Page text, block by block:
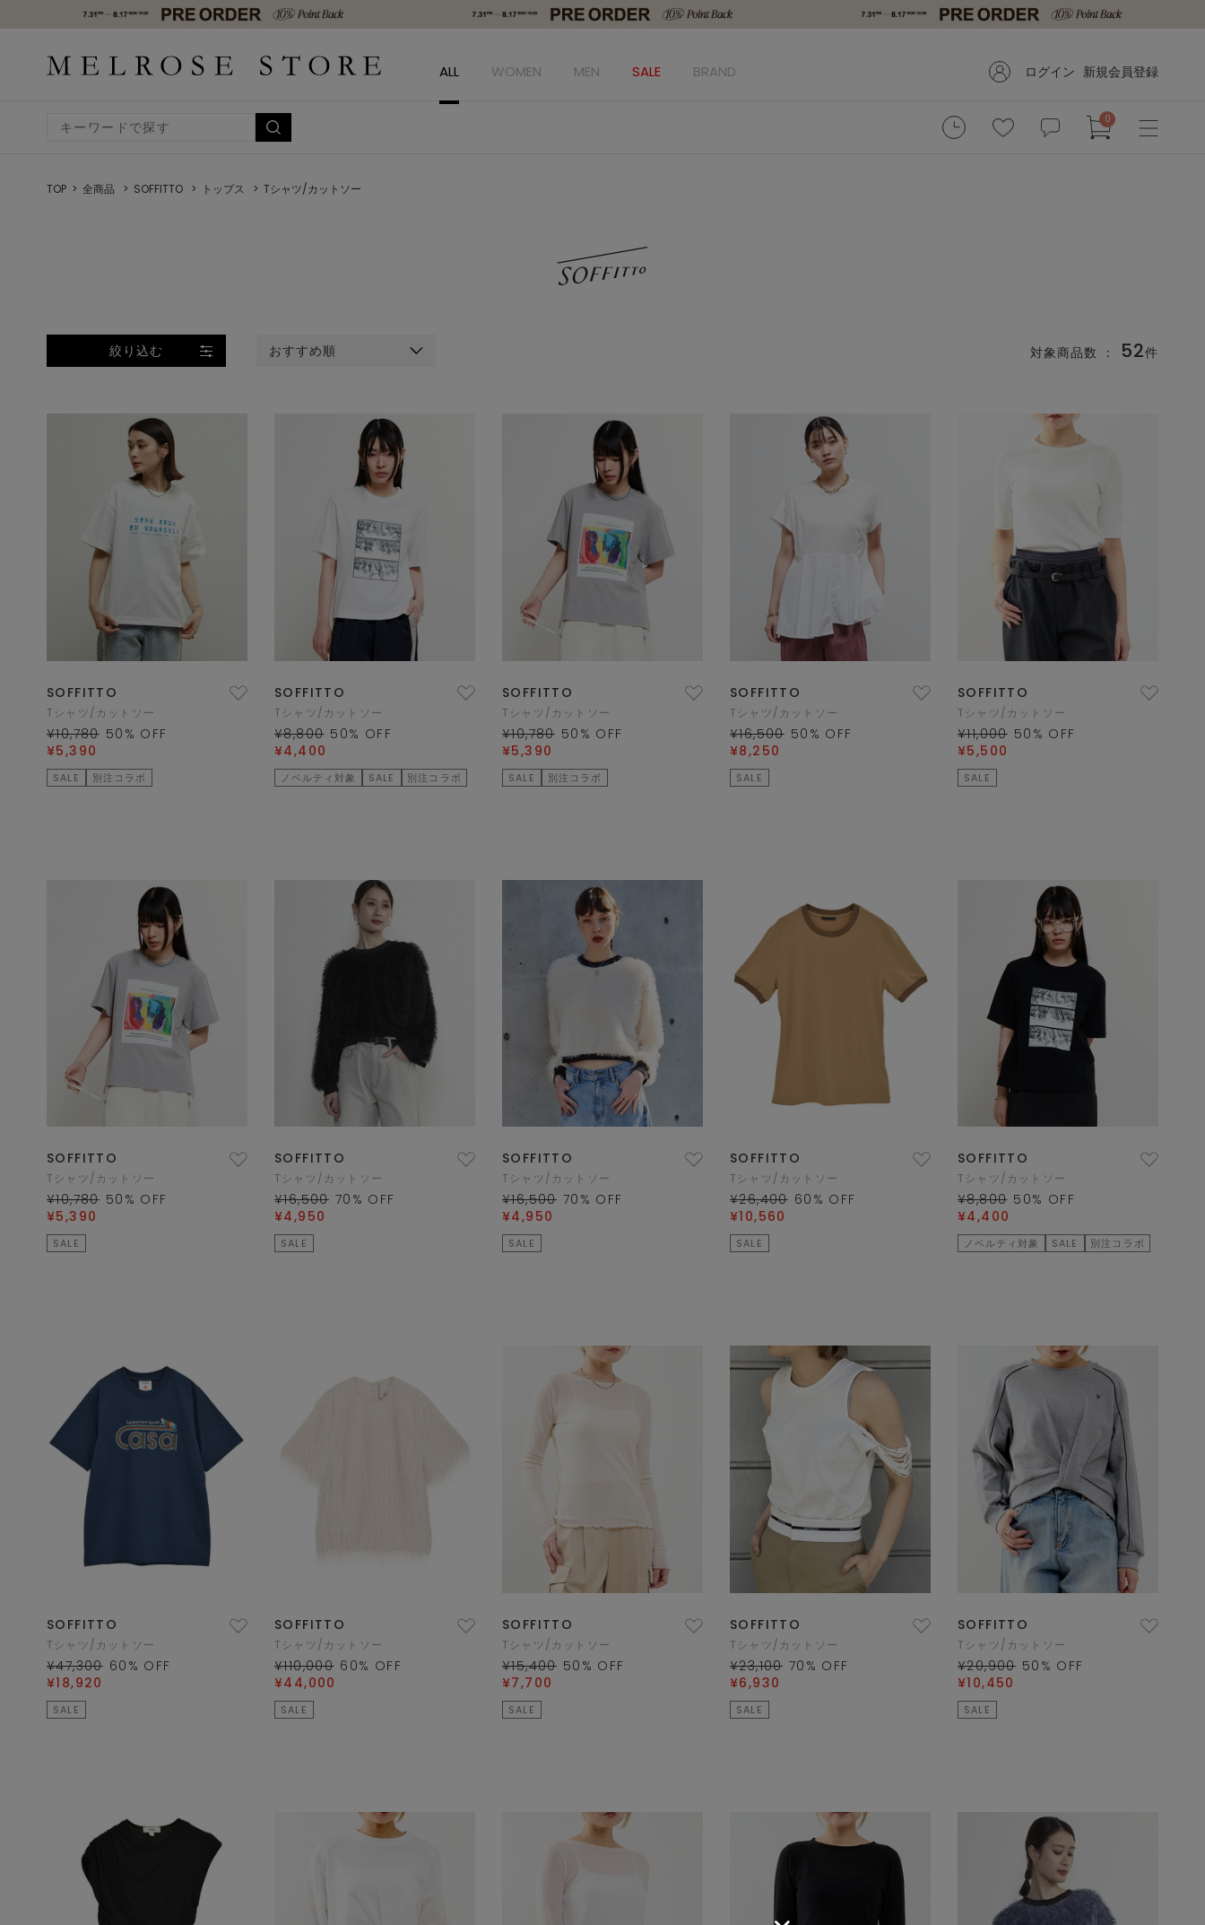
ALL WOMEN MEN SALE BRAND ログイン 新規会員登録
0
TOP 全商品 SOFFITTO トップス Tシャツ/カットソー
絞り込む おすすめ順 対象商品数 ： 52件
SOFFITTO
Tシャツ/カットソー
¥10,780 50 % OFF
¥5,390
SALE 別注コラボ
SOFFITTO
Tシャツ/カットソー
¥8,800 50% OFF
¥4,400
ノベルティ対象 SALE 別注コラボ
SOFFITTO
Tシャツ/カットソー
¥10,780 50 % OFF
¥5,390
SALE 別注コラボ
SOFFITTO
Tシャツ/カットソー
¥16,500 50 % OFF
¥8,250
SALE
SOFFITTO
Tシャツ/カットソー
¥11,000 50 % OFF
¥5,500
SALE
SOFFITTO
Tシャツ/カットソー
¥10,780 50 % OFF
¥5,390
SALE
SOFFITTO
Tシャツ/カットソー
¥16,500 70 % OFF
¥4,950
SALE
SOFFITTO
Tシャツ/カットソー
¥16,500 70 % OFF
¥4,950
SALE
SOFFITTO
Tシャツ/カットソー
¥26,400 60 % OFF
¥10,560
SALE
SOFFITTO
Tシャツ/カットソー
¥8,800 50% OFF
¥4,400
ノベルティ対象 SALE 別注コラボ
SOFFITTO
Tシャツ/カットソー
¥47,300 60 % OFF
¥18,920
SALE
SOFFITTO
Tシャツ/カットソー
¥110,000 60% OFF
¥44,000
SALE
SOFFITTO
Tシャツ/カットソー
¥15,400 50 % OFF
¥7,700
SALE
SOFFITTO
Tシャツ/カットソー
¥23,100 70 % OFF
¥6,930
SALE
SOFFITTO
Tシャツ/カットソー
¥20,900 50 % OFF
¥10,450
SALE